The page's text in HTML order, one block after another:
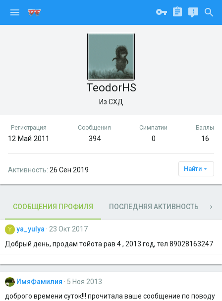
TeodorHS
Из СХД
Регистрация
12 Май 2011
Сообщения
394
Симпатии
0
Баллы
16
Активность 26 Сен 2019 Найти
СООБЩЕНИЯ ПРОФИЛЯ ПОСЛЕДНЯЯ АКТИВНОСТЬ
Y ya_yulya
23 Окт 2017
Добрый день, продам тойота рав 4 , 2013 год, тел 89028163247
ИмяФамилия
5 Ноя 2013
доброго времени суток!!! прочитала ваше сообщение по поводу